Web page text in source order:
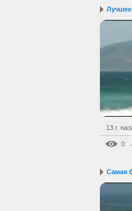
13 г.
0
Самая